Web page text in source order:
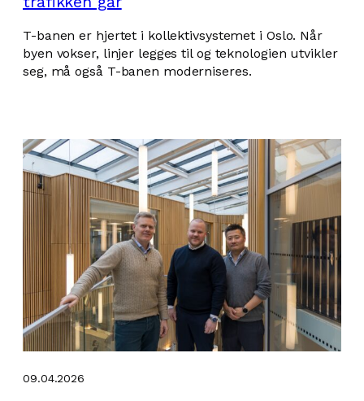
T-banen er hjertet i kollektivsystemet i Oslo. Når
byen vokser, linjer legges til og teknologien utvikler
seg, må også T-banen moderniseres.
09.04.2026